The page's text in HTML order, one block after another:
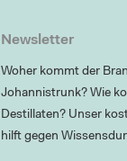
Newsletter
Woher kommt der
Johannistrunk? Wie
Destillaten? Unser
hilft gegen